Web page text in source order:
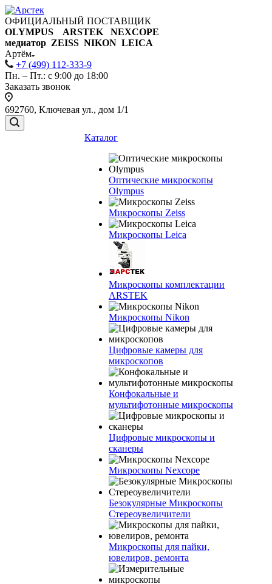
ОФИЦИАЛЬНЫЙ ПОСТАВЩИК
OLYMPUS ARSTEK NEXCOPE
медиатор ZEISS NIKON LEICA
Артём
+7 (499) 112-333-9
Пн. – Пт.: с 9:00 до 18:00
Заказать звонок
692760, Ключевая ул., дом 1/1
Каталог
Оптические микроскопы
Olympus
Микроскопы Zeiss
Микроскопы Leica
Микроскопы комплектации
ARSTEK
Микроскопы Nikon
Цифровые камеры для
микроскопов
Конфокальные и
мультифотонные микроскопы
Цифровые микроскопы и
сканеры
Микроскопы Nexcope
Безокулярные Микроскопы
Стереоувеличители
Микроскопы для пайки,
ювелиров, ремонта